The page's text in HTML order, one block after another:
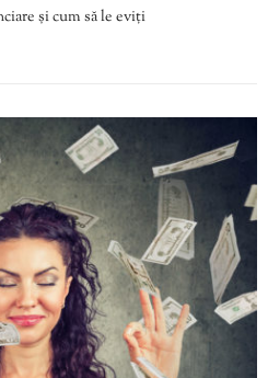
și cum să le eviți